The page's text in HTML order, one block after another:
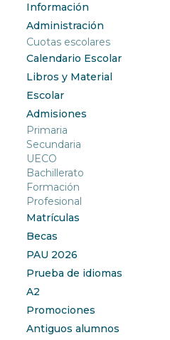
Información
Administración
Cuotas escolares
Calendario Escolar
Libros y Material
Escolar
Admisiones
Primaria
Secundaria
UECO
Bachillerato
Formación
Profesional
Matrículas
Becas
PAU 2026
Prueba de idiomas
A2
Promociones
Antiguos alumnos